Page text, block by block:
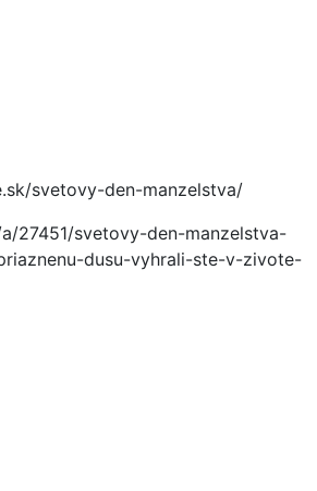
svetovy-den-manzelstva/
27451/svetovy-den-manzelstva-
dusu-vyhrali-ste-v-zivote-